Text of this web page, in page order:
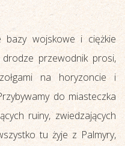
bazy wojskowe i ciężkie
przewodnik prosi,
na horyzoncie i
do miasteczka
ruiny, zwiedzających
tu żyje z Palmyry,